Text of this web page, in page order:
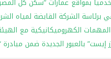
الشركة القابضة لمياه
الكهروميكانيكية مع
إيست” بالعبور الجديدة ضمن